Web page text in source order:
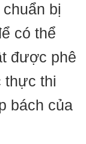
bị
có thể
được phê
thực thi
bách của